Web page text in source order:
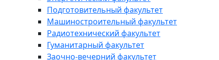
Подготовительный факультет
Машиностроительный факультет
Радиотехнический факультет
Гуманитарный факультет
Заочно-вечерний факультет